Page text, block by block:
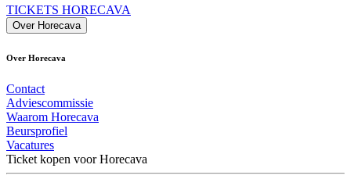
TICKETS HORECAVA
Over Horecava
Over Horecava
Contact
Adviescommissie
Waarom Horecava
Beursprofiel
Vacatures
Ticket kopen voor Horecava